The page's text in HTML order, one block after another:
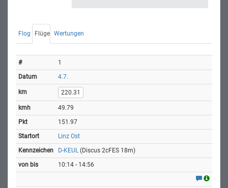
Flog Flüge Wertungen
1
4.7.
220.31
49.79
151.97
Linz Ost
D-KEUL(Discus 2cFES 18m)
10:14 - 14:56